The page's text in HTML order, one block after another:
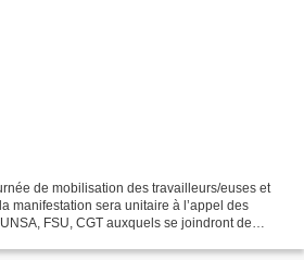
de mobilisation des travailleurs/euses et
manifestation sera unitaire à l’appel des
FSU, CGT auxquels se joindront de